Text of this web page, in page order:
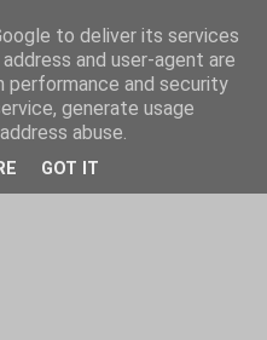
to deliver its services
and user-agent are
performance and security
generate usage
abuse.
GOT IT